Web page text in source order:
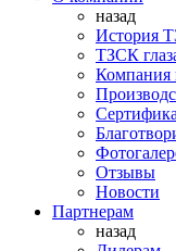
назад
История
ТЗСК
Компания
Отзывы
Новости
Партнерам
назад